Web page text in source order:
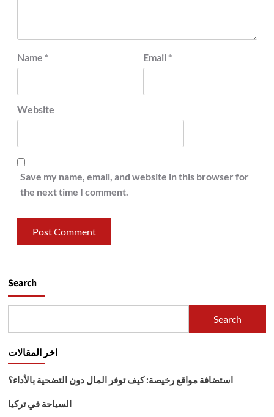
Name * Email *
Website
Save my name, email, and website in this browser for
the next time I comment.
Search
Search
اخر المقالات
استضافة مواقع رخيصة: كيف توفر المال دون التضحية بالأداء؟
السياحة في تركيا